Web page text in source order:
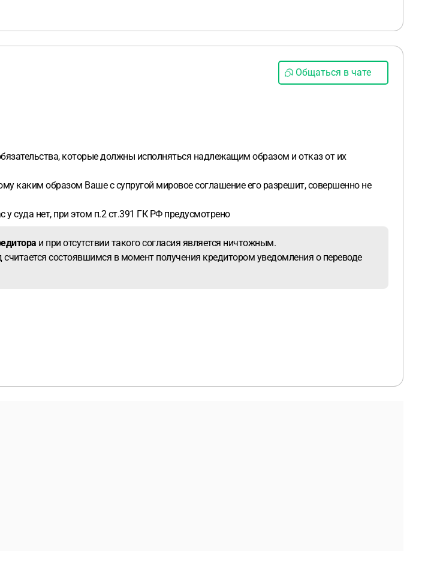
Общаться в чате
которые должны исполняться надлежащим образом и отказ от их
каким образом Ваше с супругой мировое соглашение его разрешит, совершенно не
суда нет, при этом п.2 ст.391 ГК РФ предусмотрено
и при отсутствии такого согласия является ничтожным.
считается состоявшимся в момент получения кредитором уведомления о переводе